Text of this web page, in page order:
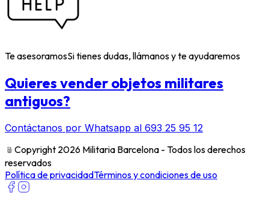
Te asesoramosSi tienes dudas, llámanos y te ayudaremos
Quieres vender objetos militares
antiguos?
Contáctanos por Whatsapp al 693 25 95 12
﹫ Copyright 2026 Militaria Barcelona - Todos los derechos
reservados
Política de privacidadTérminos y condiciones de uso